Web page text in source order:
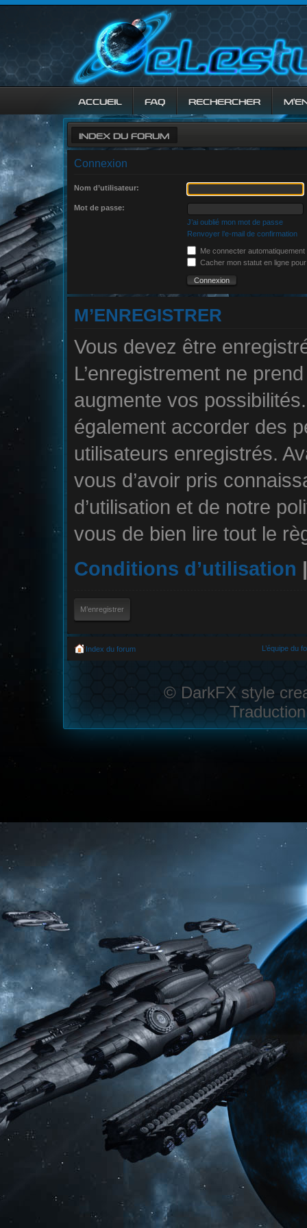
ACCUEIL FAQ RECHERCHER
INDEX DU FORUM
Connexion
Nom d’utilisateur:
Mot de passe:
J’ai oublié mon mot de passe
Renvoyer l’e-mail de confirmation
Me connecter
Cacher mon statut en ligne
M’ENREGISTRER
Vous devez être
L’enregistrement ne
augmente vos
également accorder des
utilisateurs enregistrés.
vous d’avoir pris
d’utilisation et de notre
vous de bien lire tout le
Conditions d’utilisation
M’enregistrer
Index du forum L’équipe du
© DarkFX style